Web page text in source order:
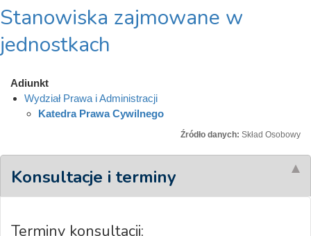
Stanowiska zajmowane w
jednostkach
Adiunkt
Wydział Prawa i Administracji
Katedra Prawa Cywilnego
Źródło danych: Skład Osobowy
Konsultacje i terminy
Terminy konsultacji: